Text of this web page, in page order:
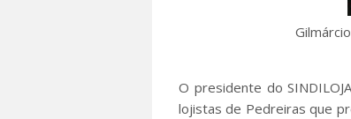
O presidente do
lojistas de Pedreiras que